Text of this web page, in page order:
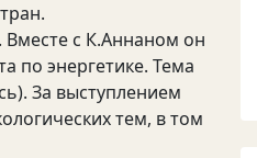
с К.Аннаном он
по энергетике. Тема
За выступлением
тем, в том